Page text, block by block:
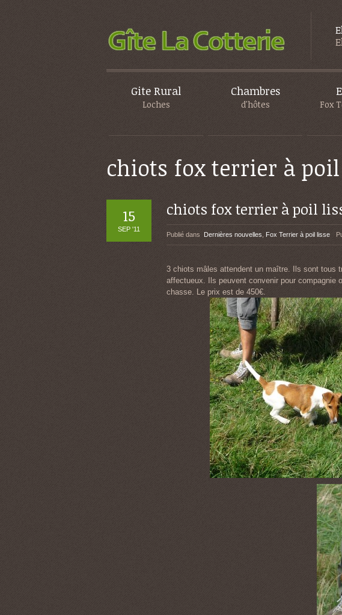
Gite Rural
Loches
Chambres
d'hôtes
Fox
chiots fox terrier à
15
SEP '11
chiots fox terrier à poil
Publié dans Dernières nouvelles Fox Terrier à poil lisse
3 chiots mâles attendent un maître. Ils sont tous
affectueux. Ils peuvent convenir pour compagnie
chasse. Le prix est de 450€.